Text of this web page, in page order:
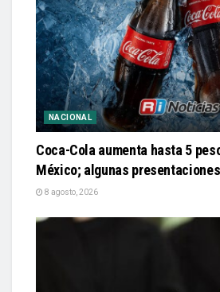
NACIONAL
Coca-Cola aumenta hasta 5
México; algunas
8 agosto, 2026